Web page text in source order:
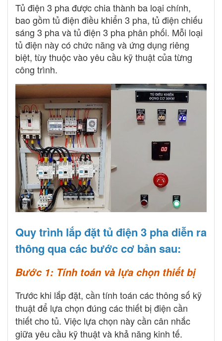
Tủ điện 3 pha được chia thành ba loại chính,
bao gồm tủ điện điều khiển 3 pha, tủ điện chiếu
sáng 3 pha và tủ điện 3 pha phân phối. Mỗi loại
tủ điện này có chức năng và ứng dụng riêng
biệt, tùy thuộc vào yêu cầu kỹ thuật của từng
công trình.
Quy trình lắp đặt tủ điện 3 pha diễn ra
thông qua các bước cơ bản sau:
Bước 1: Tính toán và lựa chọn thiết bị
Trước khi lắp đặt, cần tính toán các thông số kỹ
thuật để lựa chọn đúng các thiết bị điện cần
thiết cho tủ. Việc lựa chọn này cần cân nhắc
giữa yêu cầu kỹ thuật và khả năng kinh tế.